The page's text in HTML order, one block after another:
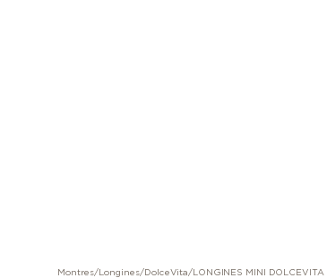
Montres/ Longines/ DolceVita/ LONGINES MINI DOLCEVITA